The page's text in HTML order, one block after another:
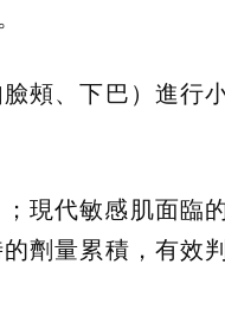
頰、下巴）進行
現代敏感肌面臨
劑量累積，有效